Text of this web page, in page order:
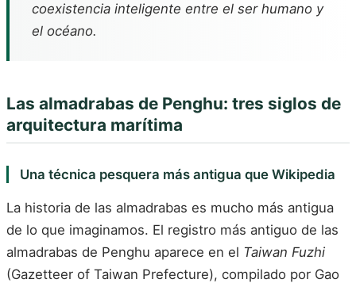
coexistencia inteligente entre el ser humano y
el océano.
Las almadrabas de Penghu: tres siglos de
arquitectura marítima
Una técnica pesquera más antigua que Wikipedia
La historia de las almadrabas es mucho más antigua
de lo que imaginamos. El registro más antiguo de las
almadrabas de Penghu aparece en el Taiwan Fuzhi
(Gazetteer of Taiwan Prefecture), compilado por Gao